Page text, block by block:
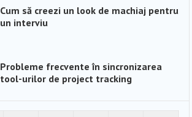
Cum să creezi un look de machiaj pentru
un interviu
Probleme frecvente în sincronizarea
tool-urilor de project tracking